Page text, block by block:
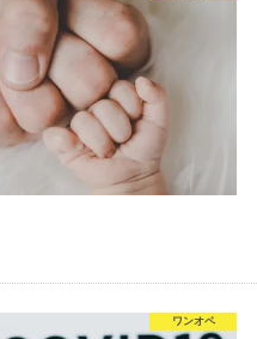
ワンオペ